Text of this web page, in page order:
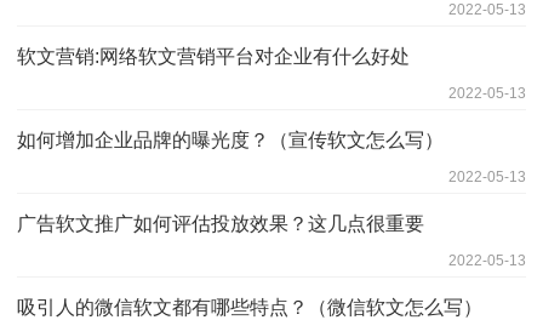
2022-05-13
软文营销:网络软文营销平台对企业有什么好处
2022-05-13
如何增加企业品牌的曝光度？（宣传软文怎么写）
2022-05-13
广告软文推广如何评估投放效果？这几点很重要
2022-05-13
吸引人的微信软文都有哪些特点？（微信软文怎么写）